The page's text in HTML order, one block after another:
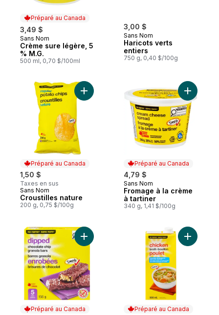
Préparé au Canada
3,49 $
Préparé au Canada
Sans Nom
Crème sure légère, 5
% M.G.
500 ml, 0,70 $/100ml
3,00 $
Sans Nom
Haricots verts
entiers
750 g, 0,40 $/100g
Préparé au Canada
1,50 $
Taxes en sus
Préparé au Canada
Sans Nom
Croustilles nature
200 g, 0,75 $/100g
Ajouter Croustilles nature au panier
Préparé au Canada
4,79 $
Préparé au Canada
Sans Nom
Fromage à la crème
à tartiner
340 g, 1,41 $/100g
Ajouter
Préparé au Canada
Ajouter Barres granola enrobées aux
Préparé au Canada
Ajouter